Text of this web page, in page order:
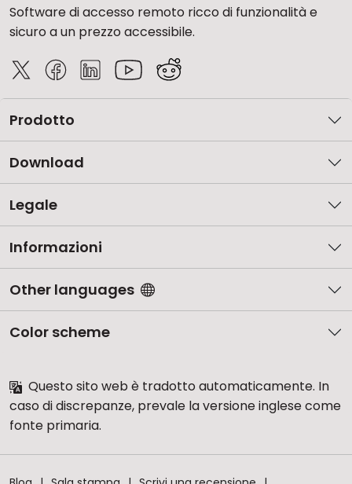
Software di accesso remoto ricco di funzionalità e
sicuro a un prezzo accessibile.
Prodotto
Download
Legale
Informazioni
Other languages
Color scheme
Questo sito web è tradotto automaticamente. In
caso di discrepanze, prevale la versione inglese come
fonte primaria.